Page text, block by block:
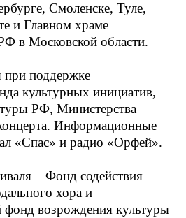
Смоленске, Туле,
и Главном храме
в Московской области.
при поддержке
культурных инициатив,
РФ, Министерства
Информационные
«Спас» и радио «Орфей».
– Фонд содействия
хора и
фонд возрождения культуры